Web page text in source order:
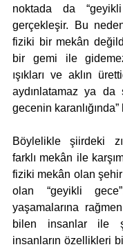
noktada da
gerçekleşir. Bu
fiziki bir mekân
bir gemi ile
ışıkları ve aklın
aydınlatamaz ya da
gecenin
Böylelikle şiirdeki
farklı mekân ile
fiziki mekân olan
olan “geyikli
yaşamalarına
bilen insanlar ile
insanların özellikleri